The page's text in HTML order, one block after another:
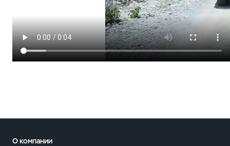
О компании